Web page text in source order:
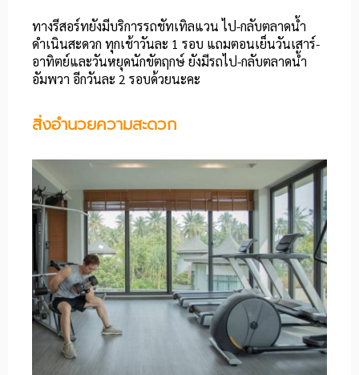
ทางรีสอร์ทยังมีบริการรถชัทเทิลแวน ไป-กลับตลาดน้ำ
ดำเนินสะดวก ทุกเช้าวันละ 1 รอบ แถมตอนเย็นวันเสาร์-
อาทิตย์และวันหยุดนักขัตฤกษ์ ยังมีรถไป-กลับตลาดน้ำ
อัมพวา อีกวันละ 2 รอบด้วยนะคะ
สิ่งอำนวยความสะดวก